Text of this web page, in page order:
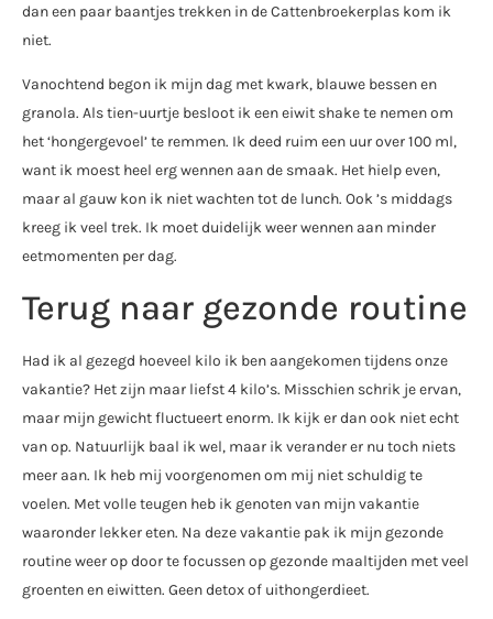
dan een paar baantjes trekken in de Cattenbroekerplas kom ik
niet.
Vanochtend begon ik mijn dag met kwark, blauwe bessen en
granola. Als tien-uurtje besloot ik een eiwit shake te nemen om
het ‘hongergevoel’ te remmen. Ik deed ruim een uur over 100 ml,
want ik moest heel erg wennen aan de smaak. Het hielp even,
maar al gauw kon ik niet wachten tot de lunch. Ook ’s middags
kreeg ik veel trek. Ik moet duidelijk weer wennen aan minder
eetmomenten per dag.
Terug naar gezonde routine
Had ik al gezegd hoeveel kilo ik ben aangekomen tijdens onze
vakantie? Het zijn maar liefst 4 kilo’s. Misschien schrik je ervan,
maar mijn gewicht fluctueert enorm. Ik kijk er dan ook niet echt
van op. Natuurlijk baal ik wel, maar ik verander er nu toch niets
meer aan. Ik heb mij voorgenomen om mij niet schuldig te
voelen. Met volle teugen heb ik genoten van mijn vakantie
waaronder lekker eten. Na deze vakantie pak ik mijn gezonde
routine weer op door te focussen op gezonde maaltijden met veel
groenten en eiwitten. Geen detox of uithongerdieet.